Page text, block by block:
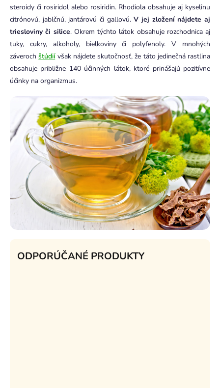
steroidy či rosiridol alebo rosiridin. Rhodiola obsahuje aj kyselinu
citrónovú, jablčnú, jantárovú či gallovú.V jej zložení nájdete aj
triesloviny či silice. Okrem týchto látok obsahuje rozchodnica aj
tuky, cukry, alkoholy, bielkoviny či polyfenoly. V mnohých
záverochštúdiívšak nájdete skutočnosť, že táto jedinečná rastlina
obsahuje približne 140 účinných látok, ktoré prinášajú pozitívne
účinky na organizmus.
ODPORÚČANÉ PRODUKTY